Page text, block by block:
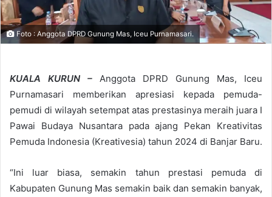
Foto : Anggota DPRD Gunung Mas, Iceu Purnamasari.
KUALA KURUN –
Anggota DPRD Gunung Mas, Iceu
Purnamasari memberikan apresiasi kepada pemuda-
pemudi di wilayah setempat atas prestasinya meraih juara I
Pawai Budaya Nusantara pada ajang Pekan Kreativitas
Pemuda Indonesia (Kreativesia) tahun 2024 di Banjar Baru.
“Ini luar biasa, semakin tahun prestasi pemuda di
Kabupaten Gunung Mas semakin baik dan semakin banyak,